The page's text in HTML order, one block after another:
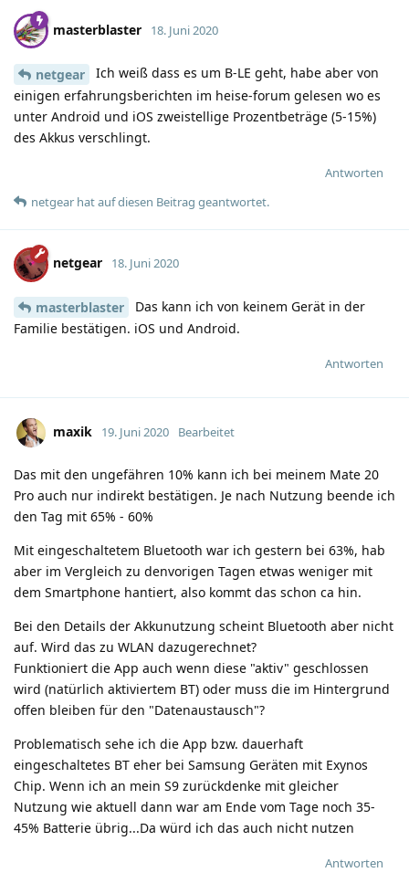
masterblaster 18. Juni 2020
netgear
Ich weiß dass es um B-LE geht, habe aber von
einigen erfahrungsberichten im heise-forum gelesen wo es
unter Android und iOS zweistellige Prozentbeträge (5-15%)
des Akkus verschlingt.
Antworten
netgear hatauf diesen Beitrag geantwortet.
netgear 18. Juni 2020
masterblaster
Das kann ich von keinem Gerät in der
Familie bestätigen. iOS und Android.
Antworten
maxik 19. Juni 2020 Bearbeitet
Das mit den ungefähren 10% kann ich bei meinem Mate 20
Pro auch nur indirekt bestätigen. Je nach Nutzung beende ich
den Tag mit 65% - 60%
Mit eingeschaltetem Bluetooth war ich gestern bei 63%, hab
aber im Vergleich zu denvorigen Tagen etwas weniger mit
dem Smartphone hantiert, also kommt das schon ca hin.
Bei den Details der Akkunutzung scheint Bluetooth aber nicht
auf. Wird das zu WLAN dazugerechnet?
Funktioniert die App auch wenn diese "aktiv" geschlossen
wird (natürlich aktiviertem BT) oder muss die im Hintergrund
offen bleiben für den "Datenaustausch"?
Problematisch sehe ich die App bzw. dauerhaft
eingeschaltetes BT eher bei Samsung Geräten mit Exynos
Chip. Wenn ich an mein S9 zurückdenke mit gleicher
Nutzung wie aktuell dann war am Ende vom Tage noch 35-
45% Batterie übrig...Da würd ich das auch nicht nutzen
Antworten